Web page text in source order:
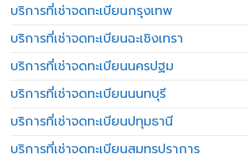
บริการที่เช่าจดทะเบียนกรุงเทพ
บริการที่เช่าจดทะเบียนฉะเชิงเทรา
บริการที่เช่าจดทะเบียนนครปฐม
บริการที่เช่าจดทะเบียนนนทบุรี
บริการที่เช่าจดทะเบียนปทุมธานี
บริการที่เช่าจดทะเบียนสมุทรปราการ